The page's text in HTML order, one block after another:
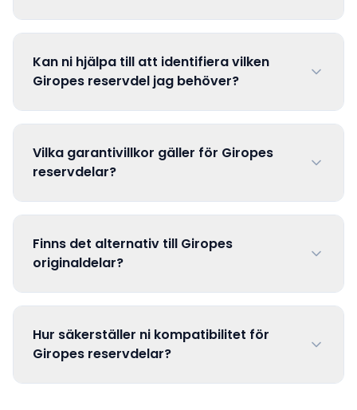
Kan ni hjälpa till att identifiera vilken
Giropes reservdel jag behöver?
Vilka garantivillkor gäller för Giropes
reservdelar?
Finns det alternativ till Giropes
originaldelar?
Hur säkerställer ni kompatibilitet för
Giropes reservdelar?